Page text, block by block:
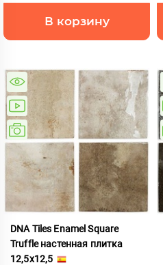
В корзину
DNA Tiles Enamel Square
Truffle настенная плитка
12,5x12,5